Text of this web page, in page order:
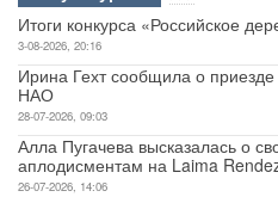
Итоги конкурса «Российское
3-08-2026, 20:16
Ирина Гехт сообщила о
НАО
28-07-2026, 09:03
Алла Пугачева высказалась о
аплодисментам на Laima
26-07-2026, 14:06